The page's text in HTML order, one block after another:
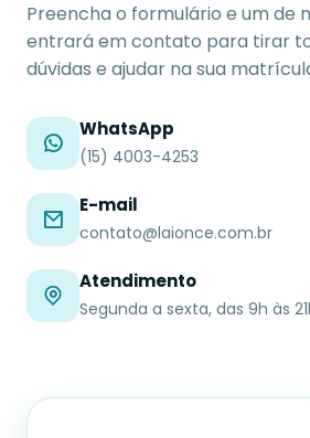
Preencha o formulário e um de
entrará em contato para tirar
dúvidas e ajudar na sua
WhatsApp
(15) 4003-4253
E-mail
contato@laionce.com.br
Atendimento
Segunda a sexta, das 9h às